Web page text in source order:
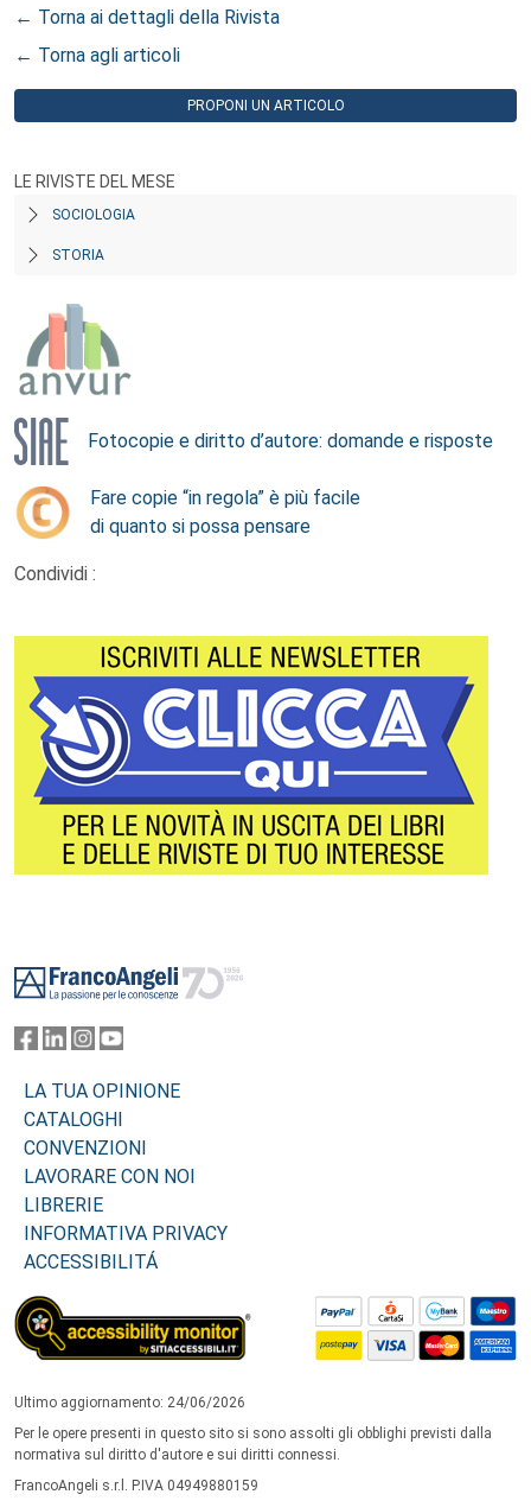
← Torna ai dettagli della Rivista
← Torna agli articoli
PROPONI UN ARTICOLO
LE RIVISTE DEL MESE
SOCIOLOGIA
STORIA
Fotocopie e diritto d’autore: domande e risposte
Fare copie “in regola” è più facile
di quanto si possa pensare
Condividi :
LA TUA OPINIONE
CATALOGHI
CONVENZIONI
LAVORARE CON NOI
LIBRERIE
INFORMATIVA PRIVACY
ACCESSIBILITÁ
Ultimo aggiornamento: 24/06/2026
Per le opere presenti in questo sito si sono assolti gli obblighi previsti dalla
normativa sul diritto d'autore e sui diritti connessi.
FrancoAngeli s.r.l. P.IVA 04949880159